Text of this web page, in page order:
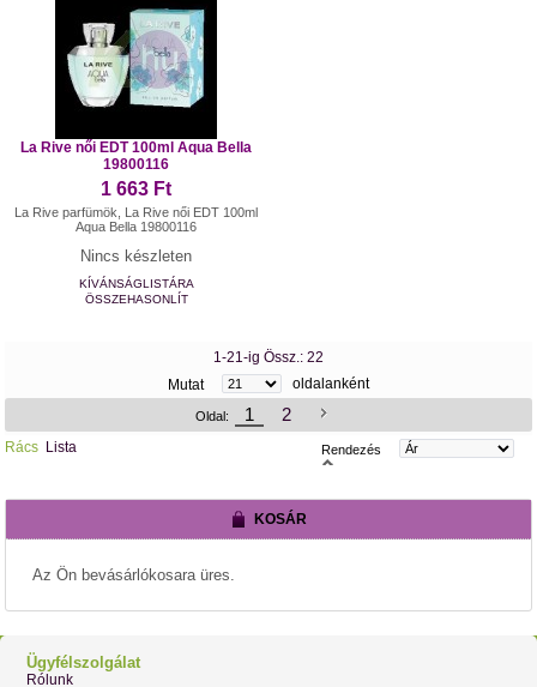
La Rive női EDT 100ml Aqua Bella
19800116
1 663 Ft
La Rive parfümök, La Rive női EDT 100ml
Aqua Bella 19800116
Nincs készleten
KÍVÁNSÁGLISTÁRA
ÖSSZEHASONLÍT
1-21-ig Össz.: 22
Mutat
oldalanként
Oldal: 1 2
Rács Lista Rendezés
KOSÁR
Az Ön bevásárlókosara üres.
Ügyfélszolgálat
Rólunk